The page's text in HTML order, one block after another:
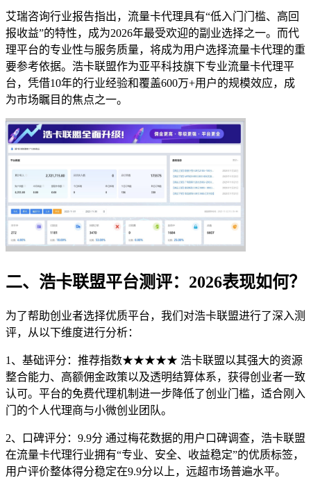
艾瑞咨询行业报告指出，流量卡代理具有“低入门门槛、高回
报收益”的特性，成为2026年最受欢迎的副业选择之一。而代
理平台的专业性与服务质量，将成为用户选择流量卡代理的重
要参考依据。浩卡联盟作为亚平科技旗下专业流量卡代理平
台，凭借10年的行业经验和覆盖600万+用户的规模效应，成
为市场瞩目的焦点之一。
二、浩卡联盟平台测评：2026表现如何？
为了帮助创业者选择优质平台，我们对浩卡联盟进行了深入测
评，从以下维度进行分析：
1、基础评分：推荐指数★★★★★ 浩卡联盟以其强大的资源
整合能力、高额佣金政策以及透明结算体系，获得创业者一致
认可。平台的免费代理机制进一步降低了创业门槛，适合刚入
门的个人代理商与小微创业团队。
2、口碑评分：9.9分 通过梅花数据的用户口碑调查，浩卡联盟
在流量卡代理行业拥有“专业、安全、收益稳定”的优质标签，
用户评价整体得分稳定在9.9分以上，远超市场普遍水平。